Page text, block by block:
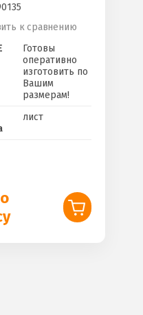
к сравнению
Готовы
оперативно
изготовить по
Вашим
размерам!
лист